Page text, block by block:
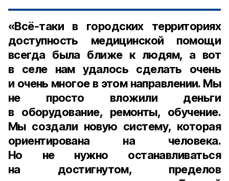
«Всё‑таки в городских территориях
доступность медицинской помощи
всегда была ближе к людям, а вот
в селе нам удалось сделать очень
и очень многое в этом направлении. Мы
не просто вложили деньги
в оборудование, ремонты, обучение.
Мы создали новую систему, которая
ориентирована на человека.
Но не нужно останавливаться
на достигнутом, пределов